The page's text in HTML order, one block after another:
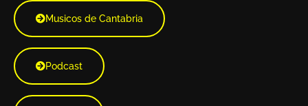
Musicos de Cantabria
Podcast